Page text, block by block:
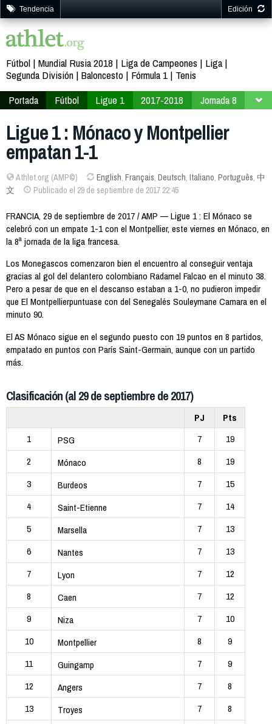
Tendencia Edición
Fútbol Mundial Rusia 2018 Liga de Campeones
Liga
Segunda División Baloncesto Fórmula 1
Tenis
Portada
Fútbol Ligue 1 2017-2018 Jornada 8
Ligue 1 : Mónaco y Montpellier
empatan 1-1
Athlet.org (AMP©) English, Français, Deutsch, Italiano, Português, 中
文
Publicado el 29 de septiembre de 2017 22:45
FRANCIA, 29 de septiembre de 2017 / AMP — Ligue 1 : El Mónaco se
celebró con un empate 1-1 con el Montpellier, este viernes en Mónaco, en
la 8ª jornada de la liga francesa.
Los Monegascos comenzaron bien el encuentro al conseguir ventaja
gracias al gol del delantero colombiano Radamel Falcao en el minuto 38.
Pero a pesar de que en el descanso estaban a 1-0, no pudieron impedir
que El Montpellierpuntuase con del Senegalés Souleymane Camara en el
minuto 90.
El AS Mónaco sigue en el segundo puesto con 19 puntos en 8 partidos,
empatado en puntos con París Saint-Germain, aunque con un partido
más.
Clasificación (al 29 de septiembre de 2017)
PJ
Pts
1
PSG 7
19
2
Mónaco 8
19
3
Burdeos 7
15
4
Saint-Etienne 7
14
5
Marsella 7
13
6
Nantes 7
13
7
Lyon 7
12
8
Caen 7
12
9
Niza 7
10
10
Montpellier 8
9
11
Guingamp 7
9
12
Angers 7
8
13
Troyes 7
8